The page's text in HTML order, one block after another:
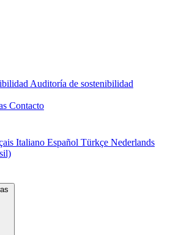
Auditoría de sostenibilidad
Contacto
Italiano Español Türkçe Nederlands